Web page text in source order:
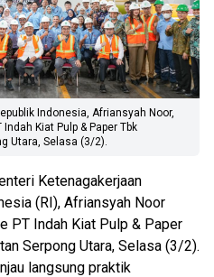
Indonesia, Afriansyah Noor,
Kiat Pulp & Paper Tbk
Utara, Selasa (3/2).
Ketenagakerjaan
(RI), Afriansyah Noor
PT Indah Kiat Pulp & Paper
Serpong Utara, Selasa (3/2).
langsung praktik